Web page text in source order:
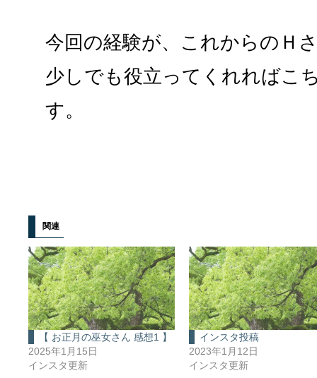
今回の経験が、これからのＨ
少しでも役立ってくれればこ
す。
関連
【 お正月の巫女さん 感想1 】
2025年1月15日
インスタ更新
インスタ投稿
2023年1月12日
インスタ更新